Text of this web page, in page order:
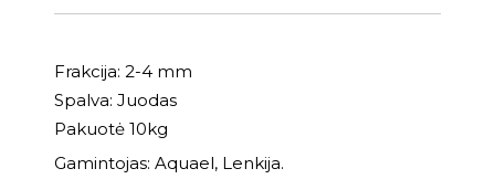
Frakcija: 2-4 mm
Spalva: Juodas
Pakuotė 10kg
Gamintojas: Aquael, Lenkija.